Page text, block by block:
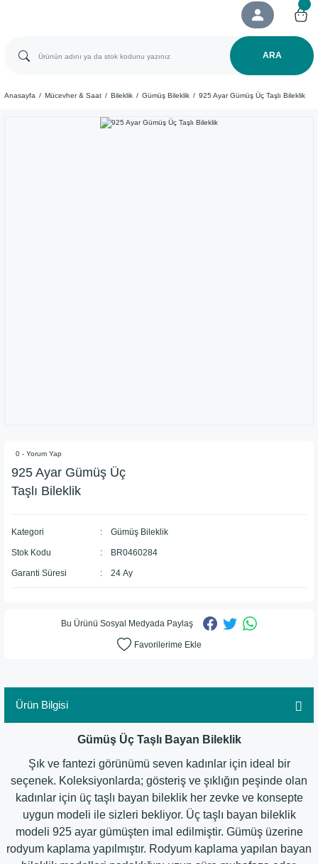
ARA
Anasayfa Mücevher & Saat Bileklik Gümüş Bileklik 925 Ayar Gümüş Üç Taşlı Bileklik
0 - Yorum Yap
925 Ayar Gümüş Üç
Taşlı Bileklik
Kategori Gümüş Bileklik
Stok Kodu BR0460284
Garanti Süresi 24 Ay
Bu Ürünü Sosyal Medyada Paylaş
Ürün Bilgisi
Gümüş Üç Taşlı Bayan Bileklik
Şık ve fantezi görünümü seven kadınlar için ideal bir
seçenek. Koleksiyonlarda; gösteriş ve şıklığın peşinde olan
kadınlar için üç taşlı bayan bileklik her zevke ve konsepte
uygun modeli ile sizleri bekliyor. Üç taşlı bayan bileklik
modeli 925 ayar gümüşten imal edilmiştir. Gümüş üzerine
rodyum kaplama yapılmıştır. Rodyum kaplama yapılan bayan